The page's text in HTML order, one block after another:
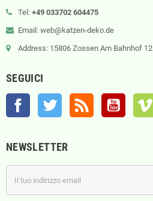
Tel: +49 033702 604475
Email: web@katzen-deko.de
Address: 15806 Zossen Am Bahnhof 12
SEGUICI
Facebook Twitter YouTube
NEWSLETTER